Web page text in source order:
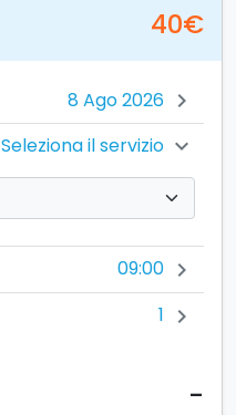
40€
chevron_right
Seleziona il servizio chevron_right
09:00 chevron_right
1 chevron_right
-